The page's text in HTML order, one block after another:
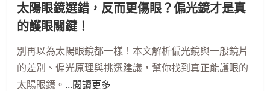
太陽眼鏡選錯，反而更傷眼？偏光鏡才是真
的護眼關鍵！
別再以為太陽眼鏡都一樣！本文解析偏光鏡與一般鏡片
的差別、偏光原理與挑選建議，幫你找到真正能護眼的
太陽眼鏡。 ...閱讀更多